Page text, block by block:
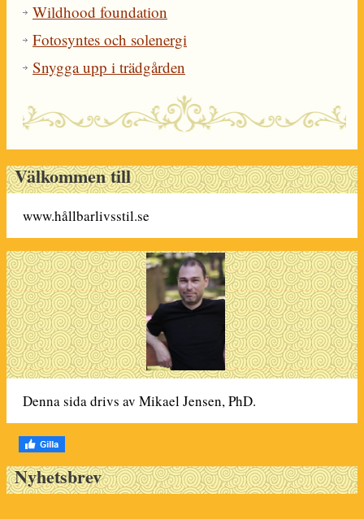
Wildhood foundation
Fotosyntes och solenergi
Snygga upp i trädgården
Välkommen till
www.hållbarlivsstil.se
Denna sida drivs av Mikael Jensen, PhD.
Nyhetsbrev